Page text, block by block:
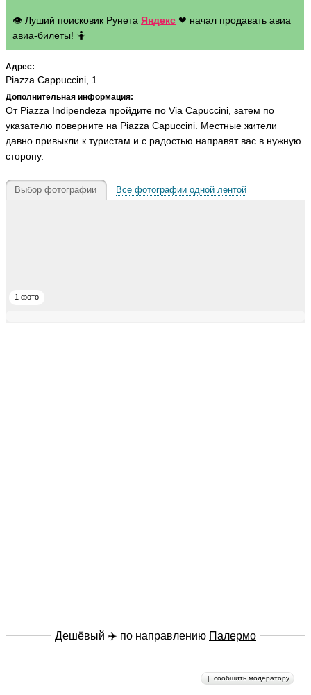
👁 Луший поисковик Рунета Яндекс ❤ начал продавать авиа
авиа-билеты! 🤷
Адрес:
Piazza Cappuccini, 1
Дополнительная информация:
От Piazza Indipendeza пройдите по Via Capuccini, затем по
указателю поверните на Piazza Capuccini. Местные жители
давно привыкли к туристам и с радостью направят вас в нужную
сторону.
Выбор фотографии Все фотографии одной лентой
1 фото
Дешёвый ✈️ по направлению Палермо
сообщить модератору